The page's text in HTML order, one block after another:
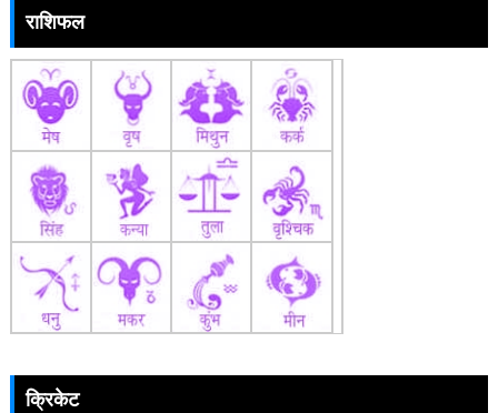
राशिफल
क्रिकेट